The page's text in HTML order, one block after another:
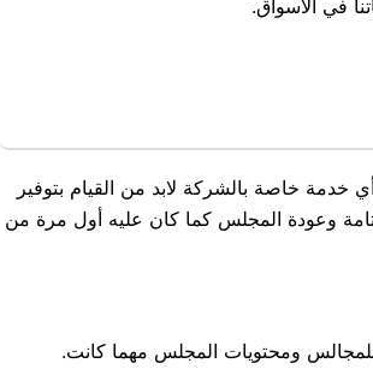
في الأسواق.
خاصة بالشركة لابد من القيام بتوفير
وعودة المجلس كما كان عليه أول مرة من
ومحتويات المجلس مهما كانت.